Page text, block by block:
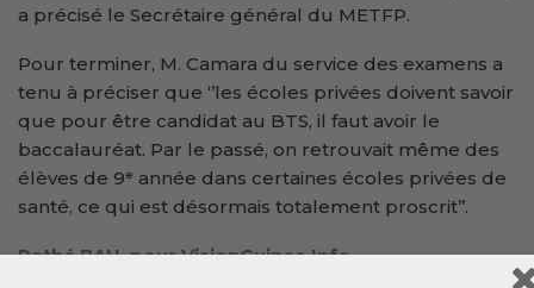
a précisé le Secrétaire général du METFP.
Pour terminer, M. Camara du service des examens a
tenu à préciser que ‘’les écoles privées doivent savoir
que pour être candidat au BTS, il faut avoir le
baccalauréat. Par le passé, on retrouvait même des
élèves de 9ᵉ année dans certaines écoles privées de
santé, ce qui est désormais totalement proscrit’’.
Pathé BAH, pour VisionGuinee.Info